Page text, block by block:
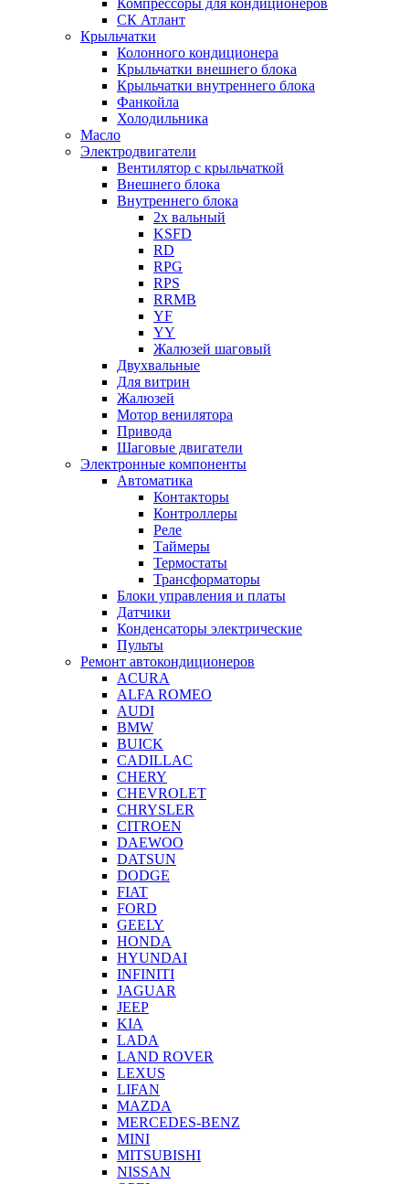
Компрессоры для кондиционеров
СК Атлант
Крыльчатки
Колонного кондиционера
Крыльчатки внешнего блока
Крыльчатки внутреннего блока
Фанкойла
Холодильника
Масло
Электродвигатели
Вентилятор с крыльчаткой
Внешнего блока
Внутреннего блока
2х вальный
KSFD
RD
RPG
RPS
RRMB
YF
YY
Жалюзей шаговый
Двухвальные
Для витрин
Жалюзей
Мотор венилятора
Привода
Шаговые двигатели
Электронные компоненты
Автоматика
Контакторы
Контроллеры
Реле
Таймеры
Термостаты
Трансформаторы
Блоки управления и платы
Датчики
Конденсаторы электрические
Пульты
Ремонт автокондиционеров
ACURA
ALFA ROMEO
AUDI
BMW
BUICK
CADILLAC
CHERY
CHEVROLET
CHRYSLER
CITROEN
DAEWOO
DATSUN
DODGE
FIAT
FORD
GEELY
HONDA
HYUNDAI
INFINITI
JAGUAR
JEEP
KIA
LADA
LAND ROVER
LEXUS
LIFAN
MAZDA
MERCEDES-BENZ
MINI
MITSUBISHI
NISSAN